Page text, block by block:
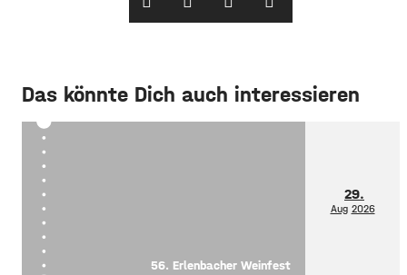
Das könnte Dich auch interessieren
56. Erlenbacher Weinfest
29.
Aug 2026